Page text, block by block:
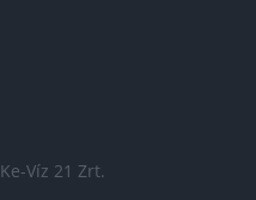
Ke-Víz 21 Zrt.